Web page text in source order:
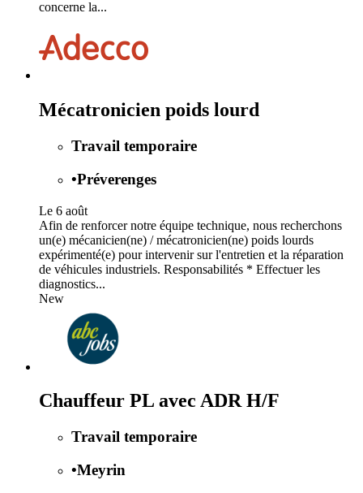
concerne la...
Mécatronicien poids lourd
Travail temporaire
•Préverenges
Le 6 août
Afin de renforcer notre équipe technique, nous recherchons
un(e) mécanicien(ne) / mécatronicien(ne) poids lourds
expérimenté(e) pour intervenir sur l'entretien et la réparation
de véhicules industriels. Responsabilités * Effectuer les
diagnostics...
New
Chauffeur PL avec ADR H/F
Travail temporaire
•Meyrin